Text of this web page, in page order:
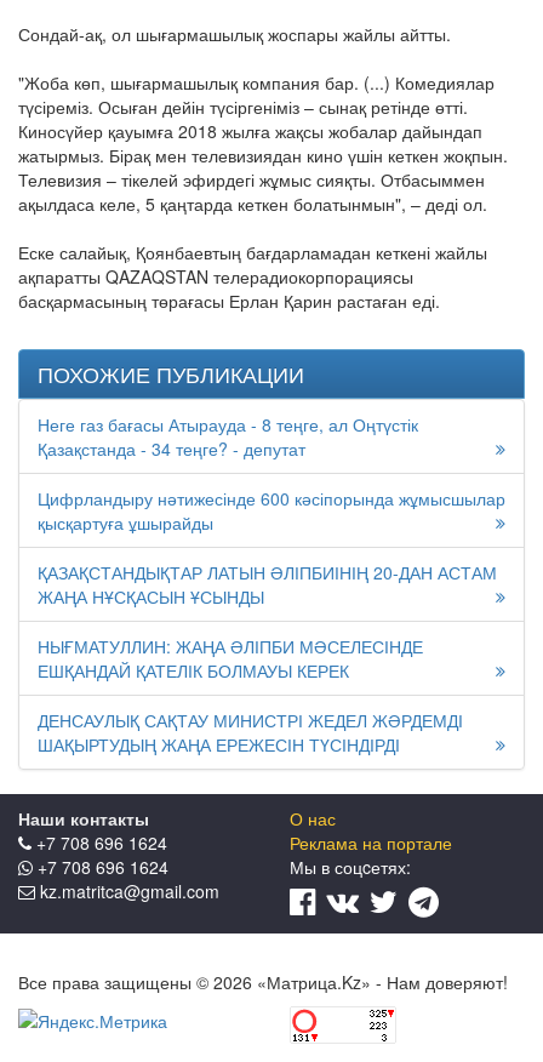
Сондай-ақ, ол шығармашылық жоспары жайлы айтты.
"Жоба көп, шығармашылық компания бар. (...) Комедиялар
түсіреміз. Осыған дейін түсіргеніміз – сынақ ретінде өтті.
Киносүйер қауымға 2018 жылға жақсы жобалар дайындап
жатырмыз. Бірақ мен телевизиядан кино үшін кеткен жоқпын.
Телевизия – тікелей эфирдегі жұмыс сияқты. Отбасыммен
ақылдаса келе, 5 қаңтарда кеткен болатынмын", – деді ол.
Еске салайық, Қоянбаевтың бағдарламадан кеткені жайлы
ақпаратты QAZAQSTAN телерадиокорпорациясы
басқармасының төрағасы Ерлан Қарин растаған еді.
ПОХОЖИЕ ПУБЛИКАЦИИ
Неге газ бағасы Атырауда - 8 теңге, ал Оңтүстік
Қазақстанда - 34 теңге? - депутат
Цифрландыру нәтижесінде 600 кәсіпорында жұмысшылар
қысқартуға ұшырайды
ҚАЗАҚСТАНДЫҚТАР ЛАТЫН ӘЛІПБИІНІҢ 20-ДАН АСТАМ
ЖАҢА НҰСҚАСЫН ҰСЫНДЫ
НЫҒМАТУЛЛИН: ЖАҢА ӘЛІПБИ МӘСЕЛЕСІНДЕ
ЕШҚАНДАЙ ҚАТЕЛІК БОЛМАУЫ КЕРЕК
ДЕНСАУЛЫҚ САҚТАУ МИНИСТРІ ЖЕДЕЛ ЖӘРДЕМДІ
ШАҚЫРТУДЫҢ ЖАҢА ЕРЕЖЕСІН ТҮСІНДІРДІ
Наши контакты
+7 708 696 1624
+7 708 696 1624
kz.matritca@gmail.com
О нас
Реклама на портале
Мы в соцcетях:
Все права защищены © 2026 «Матрица.Kz» - Нам доверяют!